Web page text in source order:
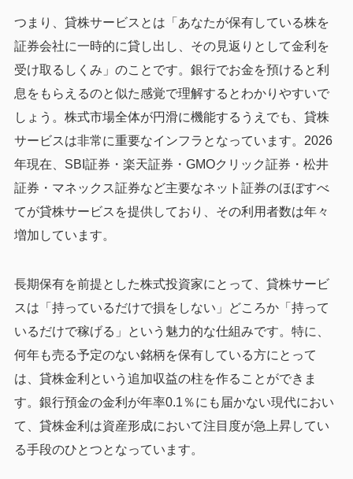
つまり、貸株サービスとは「あなたが保有している株を
証券会社に一時的に貸し出し、その見返りとして金利を
受け取るしくみ」のことです。銀行でお金を預けると利
息をもらえるのと似た感覚で理解するとわかりやすいで
しょう。株式市場全体が円滑に機能するうえでも、貸株
サービスは非常に重要なインフラとなっています。2026
年現在、SBI証券・楽天証券・GMOクリック証券・松井
証券・マネックス証券など主要なネット証券のほぼすべ
てが貸株サービスを提供しており、その利用者数は年々
増加しています。
長期保有を前提とした株式投資家にとって、貸株サービ
スは「持っているだけで損をしない」どころか「持って
いるだけで稼げる」という魅力的な仕組みです。特に、
何年も売る予定のない銘柄を保有している方にとって
は、貸株金利という追加収益の柱を作ることができま
す。銀行預金の金利が年率0.1％にも届かない現代におい
て、貸株金利は資産形成において注目度が急上昇してい
る手段のひとつとなっています。